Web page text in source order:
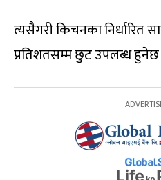
त्यसैगरी किचनका निर्धारित
प्रतिशतसम्म छुट उपलब्ध हुनेछ